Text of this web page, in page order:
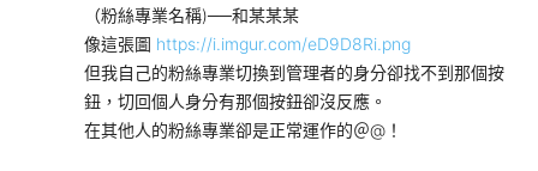
（粉絲專業名稱)──和某某某
像這張圖 https://i.imgur.com/eD9D8Ri.png
但我自己的粉絲專業切換到管理者的身分卻找不到那個按
鈕，切回個人身分有那個按鈕卻沒反應。
在其他人的粉絲專業卻是正常運作的＠@！